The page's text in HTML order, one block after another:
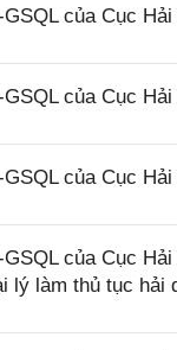
của Cục
của Cục
của Cục
của Cục
lý làm thủ tục hải